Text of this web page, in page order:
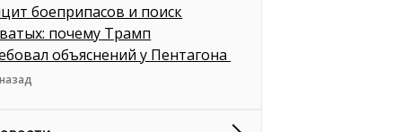
боеприпасов и поиск
почему Трамп
объяснений у Пентагона